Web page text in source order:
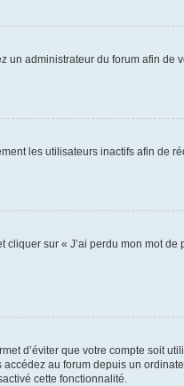
un administrateur du forum afin de
les utilisateurs inactifs afin de
sur « J’ai perdu mon mot de
d’éviter que votre compte soit
au forum depuis un
cette fonctionnalité.